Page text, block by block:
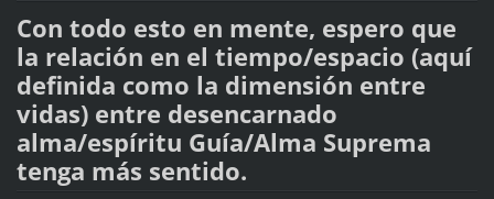
Con todo esto en mente, espero que
la relación en el tiempo/espacio (aquí
definida como la dimensión entre
vidas) entre desencarnado
alma/espíritu Guía/Alma Suprema
tenga más sentido.